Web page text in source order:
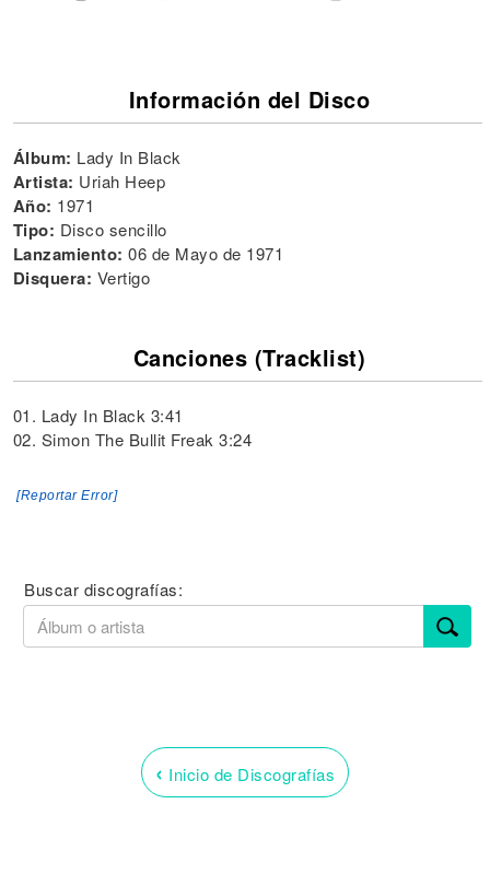
Información del Disco
Álbum: Lady In Black
Artista: Uriah Heep
Año: 1971
Tipo: Disco sencillo
Lanzamiento: 06 de Mayo de 1971
Disquera: Vertigo
Canciones (Tracklist)
01. Lady In Black 3:41
02. Simon The Bullit Freak 3:24
[Reportar Error]
Buscar discografías:
‹ Inicio de Discografías